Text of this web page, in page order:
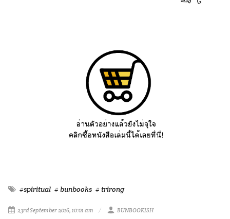
#spiritual # bunbooks # trirong
23rd September 2016, 10:01 am BUNBOOKISH